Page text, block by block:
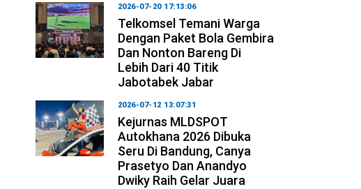
2026-07-20 17:13:06
Telkomsel Temani Warga
Dengan Paket Bola Gembira
Dan Nonton Bareng Di
Lebih Dari 40 Titik
Jabotabek Jabar
2026-07-12 13:07:31
Kejurnas MLDSPOT
Autokhana 2026 Dibuka
Seru Di Bandung, Canya
Prasetyo Dan Anandyo
Dwiky Raih Gelar Juara